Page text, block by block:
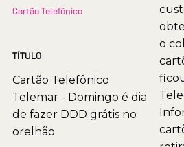
Cartão Telefônico
TÍTULO
Cartão Telefônico
Telemar - Domingo é dia
de fazer DDD grátis no
orelhão
o